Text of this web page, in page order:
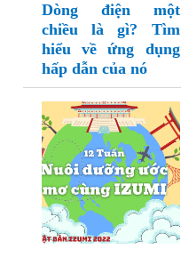
Dòng điện một
chiều là gì? Tìm
hiểu về ứng dụng
hấp dẫn của nó